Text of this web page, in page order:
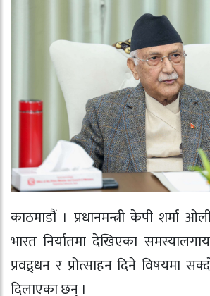
काठमाडौं । प्रधानमन्त्री केपी शर्मा
भारत निर्यातमा देखिएका
प्रवद्र्धन र प्रोत्साहन दिने विषयमा
दिलाएका छन् ।